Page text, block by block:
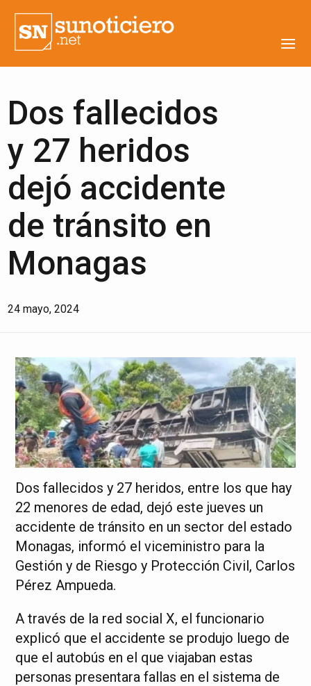
Dos fallecidos
y 27 heridos
dejó accidente
de tránsito en
Monagas
24 mayo, 2024
Dos fallecidos y 27 heridos, entre los que hay
22 menores de edad, dejó este jueves un
accidente de tránsito en un sector del estado
Monagas, informó el viceministro para la
Gestión y de Riesgo y Protección Civil, Carlos
Pérez Ampueda.
A través de la red social X, el funcionario
explicó que el accidente se produjo luego de
que el autobús en el que viajaban estas
personas presentara fallas en el sistema de